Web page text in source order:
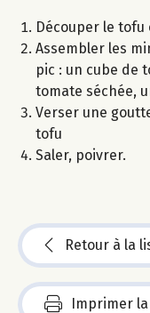
Découper le tofu
Assembler les
pic : un cube de
tomate séchée,
Verser une
tofu
Saler, poivrer.
Retour à la
Imprimer